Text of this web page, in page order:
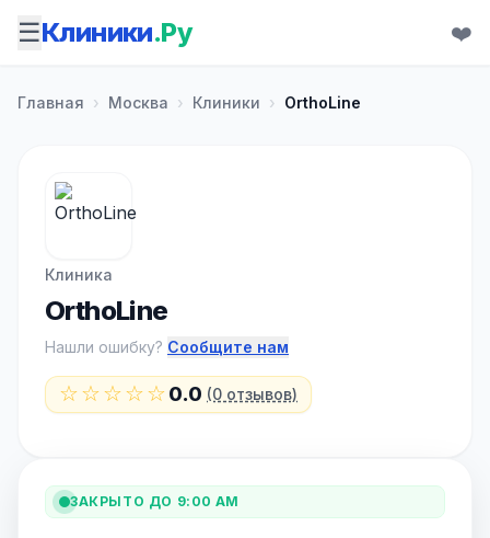
☰Клиники.Ру ❤️
Главная › Москва › Клиники › OrthoLine
Клиника
OrthoLine
Нашли ошибку? Сообщите нам
☆☆☆☆☆0.0 (0 отзывов)
ЗАКРЫТО ДО 9:00 AM